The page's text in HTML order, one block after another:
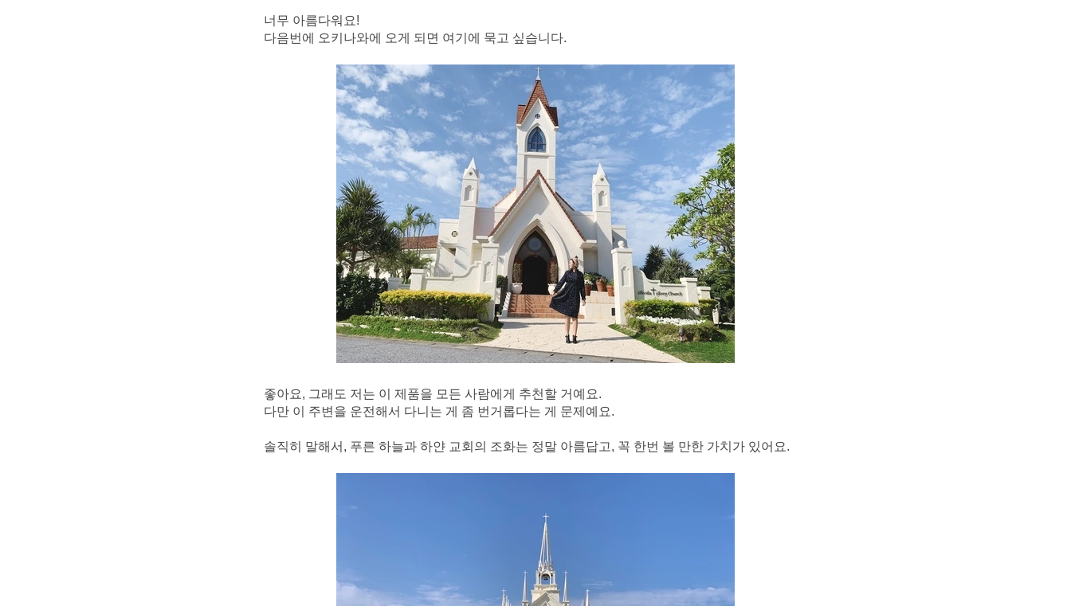
너무 아름다워요!
다음번에 오키나와에 오게 되면 여기에 묵고 싶습니다.
좋아요, 그래도 저는 이 제품을 모든 사람에게 추천할 거예요.
다만 이 주변을 운전해서 다니는 게 좀 번거롭다는 게 문제예요.
솔직히 말해서, 푸른 하늘과 하얀 교회의 조화는 정말 아름답고, 꼭 한번 볼 만한 가치가 있어요.